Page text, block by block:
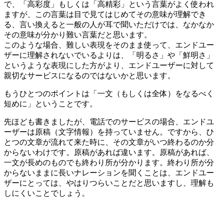
で、「高彩度」もしくは「高精彩」という言葉がよく使われ
ますが、この言葉は目で見てはじめてその意味が理解でき
る、言い換えると一般の人が耳で聞いただけでは、なかなか
その意味が分かり難い言葉だと思います。
このような場合、難しい表現をそのまま使って、エンドユー
ザーに理解されないでいるよりは、「明るさ」や「鮮明さ」
というような表現にした方がより、エンドユーザーに対して
親切なサービスになるのではないかと思います。
もうひとつのポイントは「一文（もしくは全体）をなるべく
短めに」ということです。
先ほども書きましたが、電話でのサービスの場合、エンドユ
ーザーは原稿（文字情報）を持っていません。ですから、ひ
とつの文章が流れて来た時に、その文章がいつ終わるのか分
からないわけです。原稿があれば違います。原稿があれば、
一文が長めのものでも終わり所が分かります。終わり所が分
からないままに長いナレーションを聞くことは、エンドユー
ザーにとっては、やはりつらいことだと思いますし、理解も
しにくいことでしょう。